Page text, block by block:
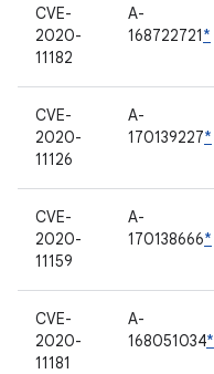
CVE-
2020-
11182
A-
168722721*
CVE-
2020-
11126
A-
170139227*
CVE-
2020-
11159
A-
170138666*
CVE-
2020-
11181
A-
168051034*